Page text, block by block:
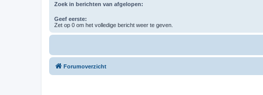
Zoek in berichten van afgelopen:
Geef eerste:
Zet op 0 om het volledige bericht weer te geven.
Forumoverzicht